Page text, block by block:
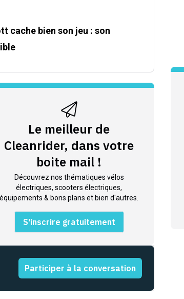
cache bien son jeu : son
Le meilleur de
Cleanrider, dans votre
boite mail !
Découvrez nos thématiques vélos
électriques, scooters électriques,
équipements & bons plans et bien d'autres.
S'inscrire gratuitement
Participer à la conversation